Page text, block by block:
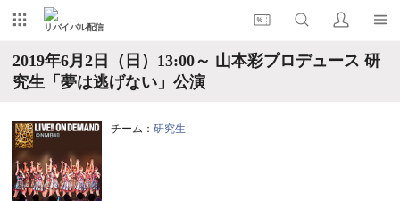
リバイバル配信
2019年6月2日（日）13:00～ 山本彩プロデュース 研
究生「夢は逃げない」公演
チーム： 研究生